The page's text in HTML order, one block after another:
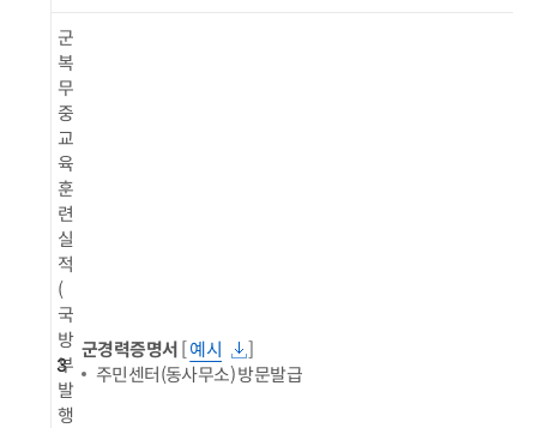
3
군
복
무
중
교
육
훈
련
실
적
(
국
방
부
발
행
군경력증명서 [예시
]
주민센터(동사무소) 방문발급